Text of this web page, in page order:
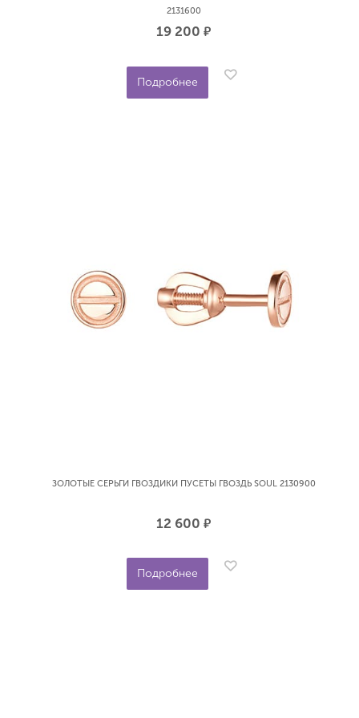
2131600
19 200 р.
Подробнее
ЗОЛОТЫЕ СЕРЬГИ ГВОЗДИКИ ПУСЕТЫ ГВОЗДЬ SOUL 2130900
12 600 р.
Подробнее